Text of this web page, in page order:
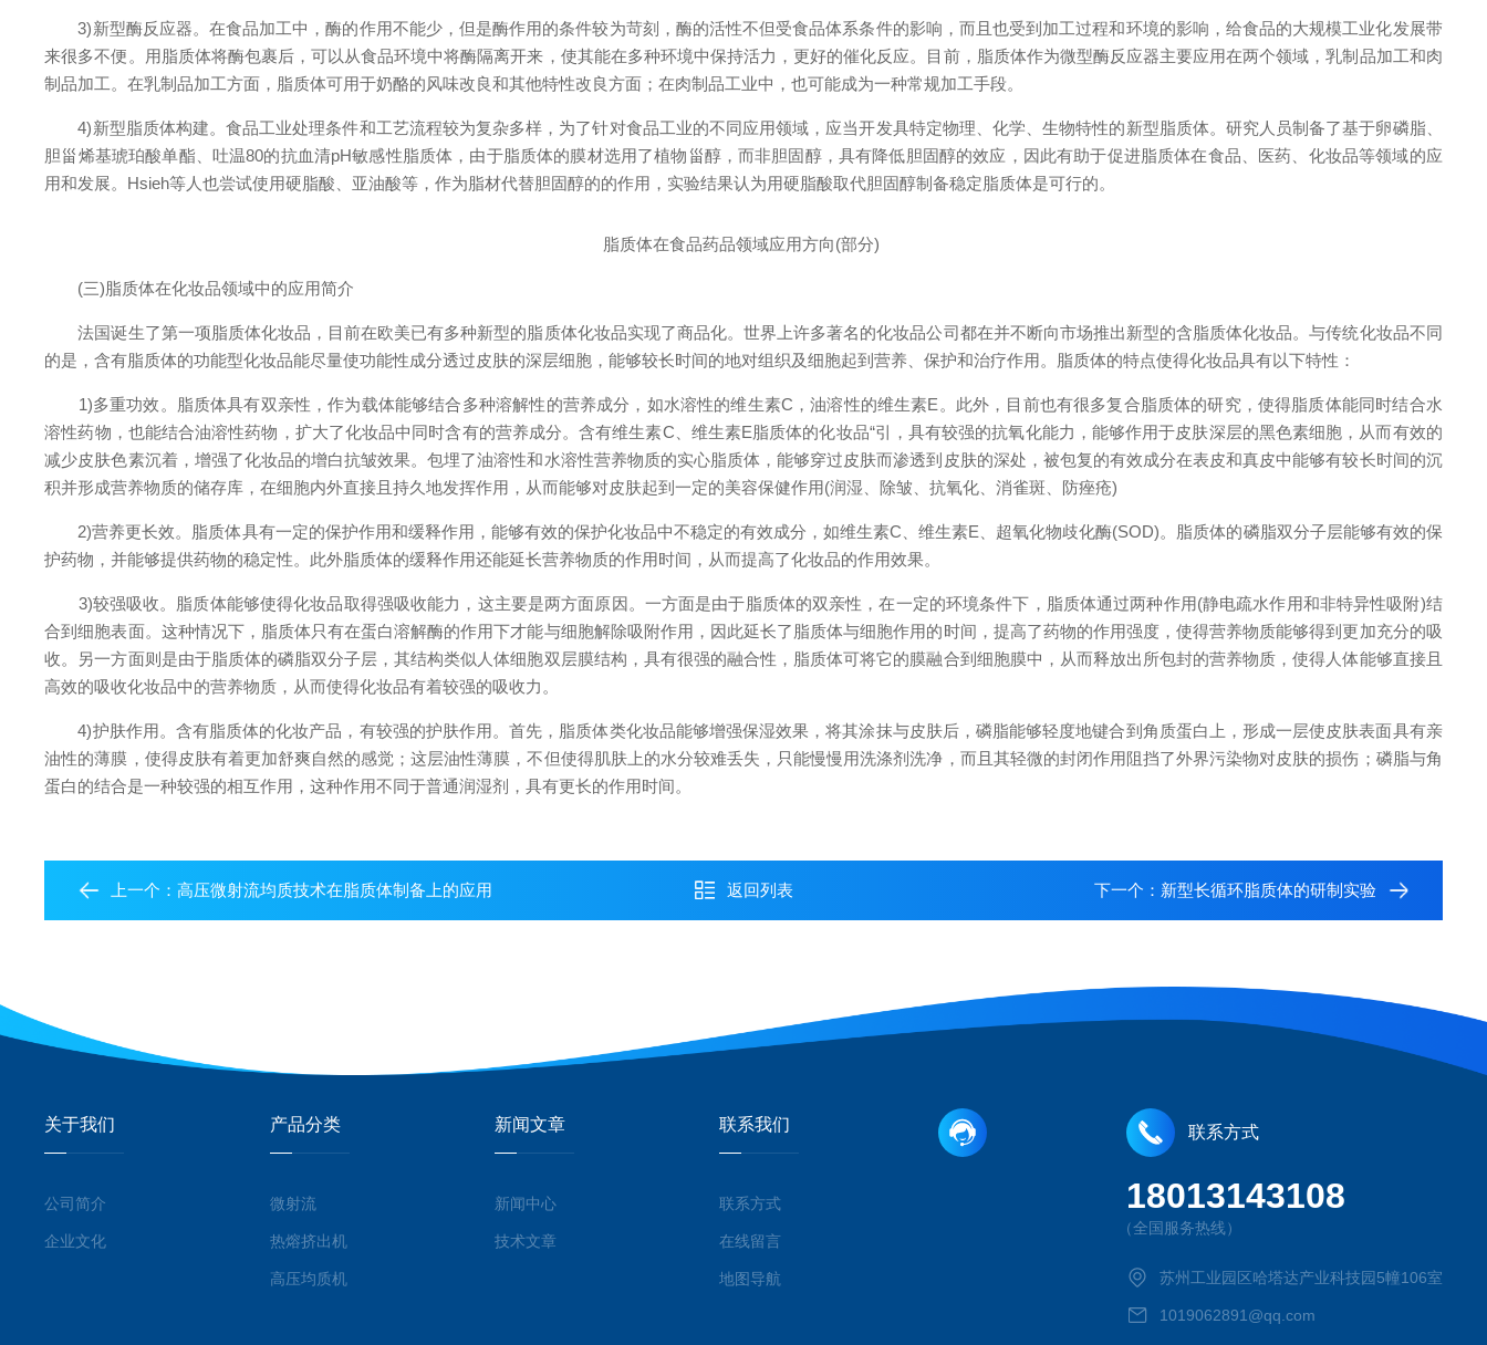
3)新型酶反应器。在食品加工中，酶的作用不能少，但是酶作用的条件较为苛刻，酶的活性不但受食品体系条件的影响，而且也受到加工过程和环境的影响，给食品的大规模工业化发展带
来很多不便。用脂质体将酶包裹后，可以从食品环境中将酶隔离开来，使其能在多种环境中保持活力，更好的催化反应。目前，脂质体作为微型酶反应器主要应用在两个领域，乳制品加工和肉
制品加工。在乳制品加工方面，脂质体可用于奶酪的风味改良和其他特性改良方面；在肉制品工业中，也可能成为一种常规加工手段。
4)新型脂质体构建。食品工业处理条件和工艺流程较为复杂多样，为了针对食品工业的不同应用领域，应当开发具特定物理、化学、生物特性的新型脂质体。研究人员制备了基于卵磷脂、
胆甾烯基琥珀酸单酯、吐温80的抗血清pH敏感性脂质体，由于脂质体的膜材选用了植物甾醇，而非胆固醇，具有降低胆固醇的效应，因此有助于促进脂质体在食品、医药、化妆品等领域的应
用和发展。Hsieh等人也尝试使用硬脂酸、亚油酸等，作为脂材代替胆固醇的的作用，实验结果认为用硬脂酸取代胆固醇制备稳定脂质体是可行的。
脂质体在食品药品领域应用方向(部分)
(三)脂质体在化妆品领域中的应用简介
法国诞生了第一项脂质体化妆品，目前在欧美已有多种新型的脂质体化妆品实现了商品化。世界上许多著名的化妆品公司都在并不断向市场推出新型的含脂质体化妆品。与传统化妆品不同
的是，含有脂质体的功能型化妆品能尽量使功能性成分透过皮肤的深层细胞，能够较长时间的地对组织及细胞起到营养、保护和治疗作用。脂质体的特点使得化妆品具有以下特性：
1)多重功效。脂质体具有双亲性，作为载体能够结合多种溶解性的营养成分，如水溶性的维生素C，油溶性的维生素E。此外，目前也有很多复合脂质体的研究，使得脂质体能同时结合水
溶性药物，也能结合油溶性药物，扩大了化妆品中同时含有的营养成分。含有维生素C、维生素E脂质体的化妆品“引，具有较强的抗氧化能力，能够作用于皮肤深层的黑色素细胞，从而有效的
减少皮肤色素沉着，增强了化妆品的增白抗皱效果。包埋了油溶性和水溶性营养物质的实心脂质体，能够穿过皮肤而渗透到皮肤的深处，被包复的有效成分在表皮和真皮中能够有较长时间的沉
积并形成营养物质的储存库，在细胞内外直接且持久地发挥作用，从而能够对皮肤起到一定的美容保健作用(润湿、除皱、抗氧化、消雀斑、防痤疮)
2)营养更长效。脂质体具有一定的保护作用和缓释作用，能够有效的保护化妆品中不稳定的有效成分，如维生素C、维生素E、超氧化物歧化酶(SOD)。脂质体的磷脂双分子层能够有效的保
护药物，并能够提供药物的稳定性。此外脂质体的缓释作用还能延长营养物质的作用时间，从而提高了化妆品的作用效果。
3)较强吸收。脂质体能够使得化妆品取得强吸收能力，这主要是两方面原因。一方面是由于脂质体的双亲性，在一定的环境条件下，脂质体通过两种作用(静电疏水作用和非特异性吸附)结
合到细胞表面。这种情况下，脂质体只有在蛋白溶解酶的作用下才能与细胞解除吸附作用，因此延长了脂质体与细胞作用的时间，提高了药物的作用强度，使得营养物质能够得到更加充分的吸
收。另一方面则是由于脂质体的磷脂双分子层，其结构类似人体细胞双层膜结构，具有很强的融合性，脂质体可将它的膜融合到细胞膜中，从而释放出所包封的营养物质，使得人体能够直接且
高效的吸收化妆品中的营养物质，从而使得化妆品有着较强的吸收力。
4)护肤作用。含有脂质体的化妆产品，有较强的护肤作用。首先，脂质体类化妆品能够增强保湿效果，将其涂抹与皮肤后，磷脂能够轻度地键合到角质蛋白上，形成一层使皮肤表面具有亲
油性的薄膜，使得皮肤有着更加舒爽自然的感觉；这层油性薄膜，不但使得肌肤上的水分较难丢失，只能慢慢用洗涤剂洗净，而且其轻微的封闭作用阻挡了外界污染物对皮肤的损伤；磷脂与角
蛋白的结合是一种较强的相互作用，这种作用不同于普通润湿剂，具有更长的作用时间。
上一个：高压微射流均质技术在脂质体制备上的应用 返回列表 下一个： 新型长循环脂质体的研制实验
关于我们
公司简介
企业文化
产品分类
微射流
热熔挤出机
高压均质机
新闻文章
新闻中心
技术文章
联系我们
联系方式
在线留言
地图导航
联系方式
18013143108
（全国服务热线）
苏州工业园区哈塔达产业科技园5幢106室
1019062891@qq.com